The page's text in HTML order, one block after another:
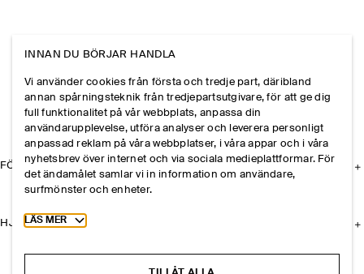
FÖRETAGET
HJÄLP
INNAN DU BÖRJAR HANDLA
Vi använder cookies från första och tredje part, däribland
annan spårningsteknik från tredjepartsutgivare, för att ge dig
full funktionalitet på vår webbplats, anpassa din
användarupplevelse, utföra analyser och leverera personligt
anpassad reklam på våra webbplatser, i våra appar och i våra
nyhetsbrev över internet och via sociala medieplattformar. För
det ändamålet samlar vi in information om användare,
surfmönster och enheter.
Toggle more cookie information
LÄS MER